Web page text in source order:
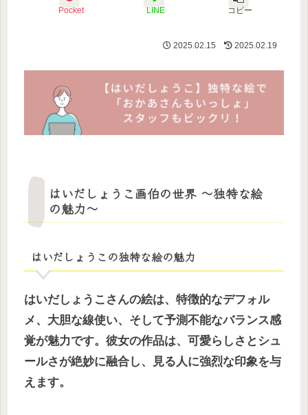
Pocket LINE コピー
2025.02.15 2025.02.19
はいだしょうこ画伯の世界 〜独特な絵
の魅力〜
はいだしょうこの独特な絵の魅力
はいだしょうこさんの絵は、特徴的なデフォル
メ、大胆な線使い、そして予測不能なバランス感
覚が魅力です。彼女の作品は、可愛らしさとシュ
ールさが絶妙に融合し、見る人に強烈な印象を与
えます。